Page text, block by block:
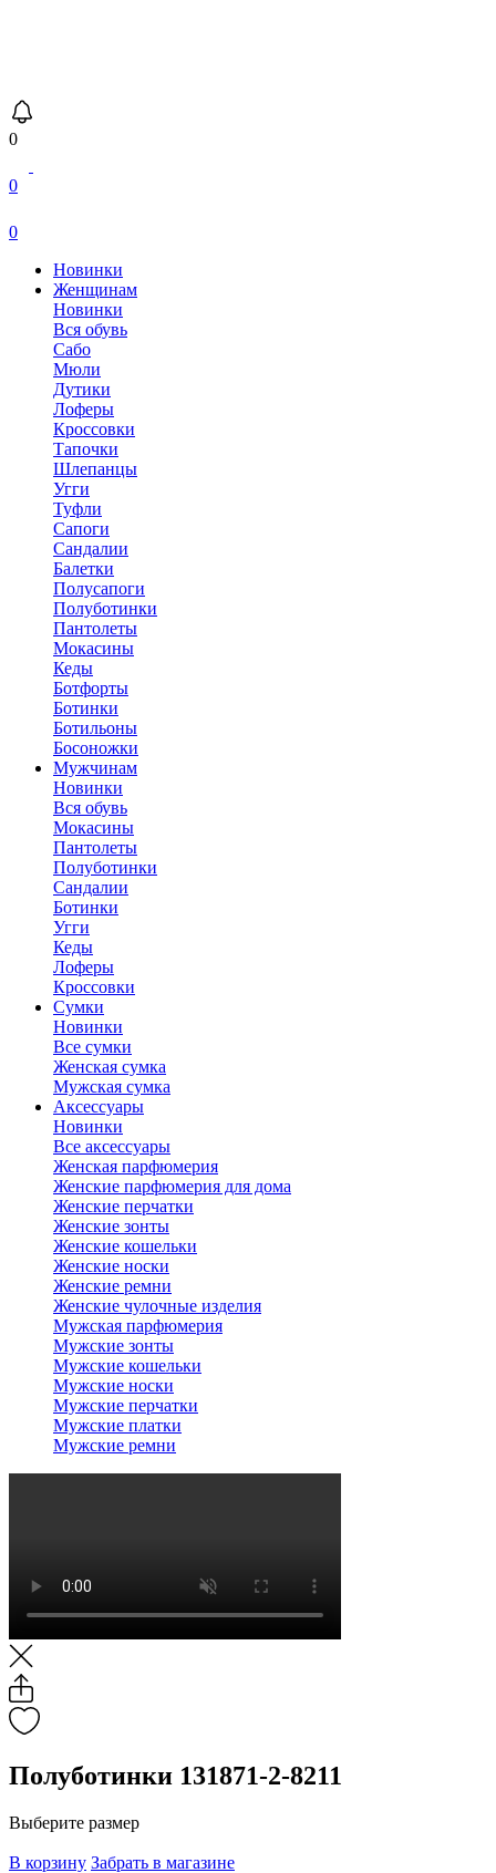
0
0
0
Новинки
Женщинам
Новинки
Вся обувь
Сабо
Мюли
Дутики
Лоферы
Кроссовки
Тапочки
Шлепанцы
Угги
Туфли
Сапоги
Сандалии
Балетки
Полусапоги
Полуботинки
Пантолеты
Мокасины
Кеды
Ботфорты
Ботинки
Ботильоны
Босоножки
Мужчинам
Новинки
Вся обувь
Мокасины
Пантолеты
Полуботинки
Сандалии
Ботинки
Угги
Кеды
Лоферы
Кроссовки
Сумки
Новинки
Все сумки
Женская сумка
Мужская сумка
Аксессуары
Новинки
Все аксессуары
Женская парфюмерия
Женские парфюмерия для дома
Женские перчатки
Женские зонты
Женские кошельки
Женские носки
Женские ремни
Женские чулочные изделия
Мужская парфюмерия
Мужские зонты
Мужские кошельки
Мужские носки
Мужские перчатки
Мужские платки
Мужские ремни
Полуботинки 131871-2-8211
Выберите размер
В корзину Забрать в магазине